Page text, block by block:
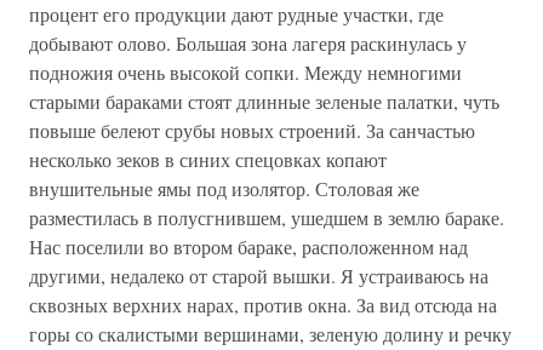
процент его продукции дают рудные участки, где
добывают олово. Большая зона лагеря раскинулась у
подножия очень высокой сопки. Между немногими
старыми бараками стоят длинные зеленые палатки, чуть
повыше белеют срубы новых строений. За санчастью
несколько зеков в синих спецовках копают
внушительные ямы под изолятор. Столовая же
разместилась в полусгнившем, ушедшем в землю бараке.
Нас поселили во втором бараке, расположенном над
другими, недалеко от старой вышки. Я устраиваюсь на
сквозных верхних нарах, против окна. За вид отсюда на
горы со скалистыми вершинами, зеленую долину и речку